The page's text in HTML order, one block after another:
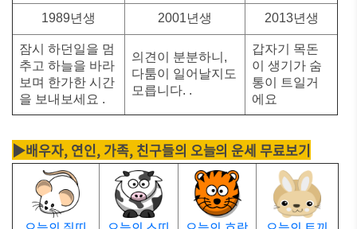
1989년생 2001년생 2013년생
잠시 하던일을 멈
추고 하늘을 바라
보며 한가한 시간
을 보내보세요 .
의견이 분분하니,
다툼이 일어날지도
모릅니다. .
갑자기 목돈
이 생기가 숨
통이 트일거
에요
▶배우자, 연인, 가족, 친구들의 오늘의 운세 무료보기